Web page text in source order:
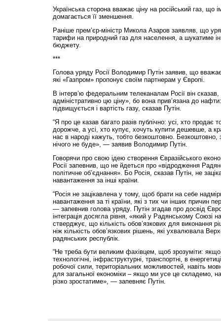
Українська сторона вважає ціну на російський газ, що
домагається її зменшення.
Раніше прем’єр-міністр Микола Азаров заявляв, що
тарифи на природний газ для населення, а шукатиме
бюджету.
***
Голова уряду Росії Володимир Путін заявив, що
які «Газпром» пропонує своїм партнерам у Європі.
В інтерв’ю федеральним телеканалам Росії він
адміністративно цю ціну», бо вона прив’язана до
підвищується і вартість газу, сказав Путін.
“Я про це казав багато разів публічно: усі, хто продає
дорожче, а усі, хто купує, хочуть купити дешевше, а
нас в народі кажуть, тобто безкоштовно. Безкоштовно,
нічого не буде», — заявив Володимир Путін.
Говорячи про свою ідею створення Євразійського
Росії запевнив, що не йдеться про «відродження
політичне об’єднання». Бо Росія, сказав Путін, не
навантаження за інші країни.
“Росія не зацікавлена у тому, щоб брати на себе
навантаження за ті країни, які з тих чи інших причин
— запевнив голова уряду. Путін згадав про досвід
інтеграція досягла рівня, «який у Радянському Союзі
стверджує, що кількість обов’язкових для виконання
ніж кількість обов’язкових рішень, які ухвалювала
радянських республік.
“Не треба бути великим фахівцем, щоб зрозуміти:
технологічні, інфраструктурні, транспортні, в
робочої сили, територіальних можливостей, навіть
для загальної економіки – якщо ми усе це складемо,
різко зростатиме», — запевняє Путін.